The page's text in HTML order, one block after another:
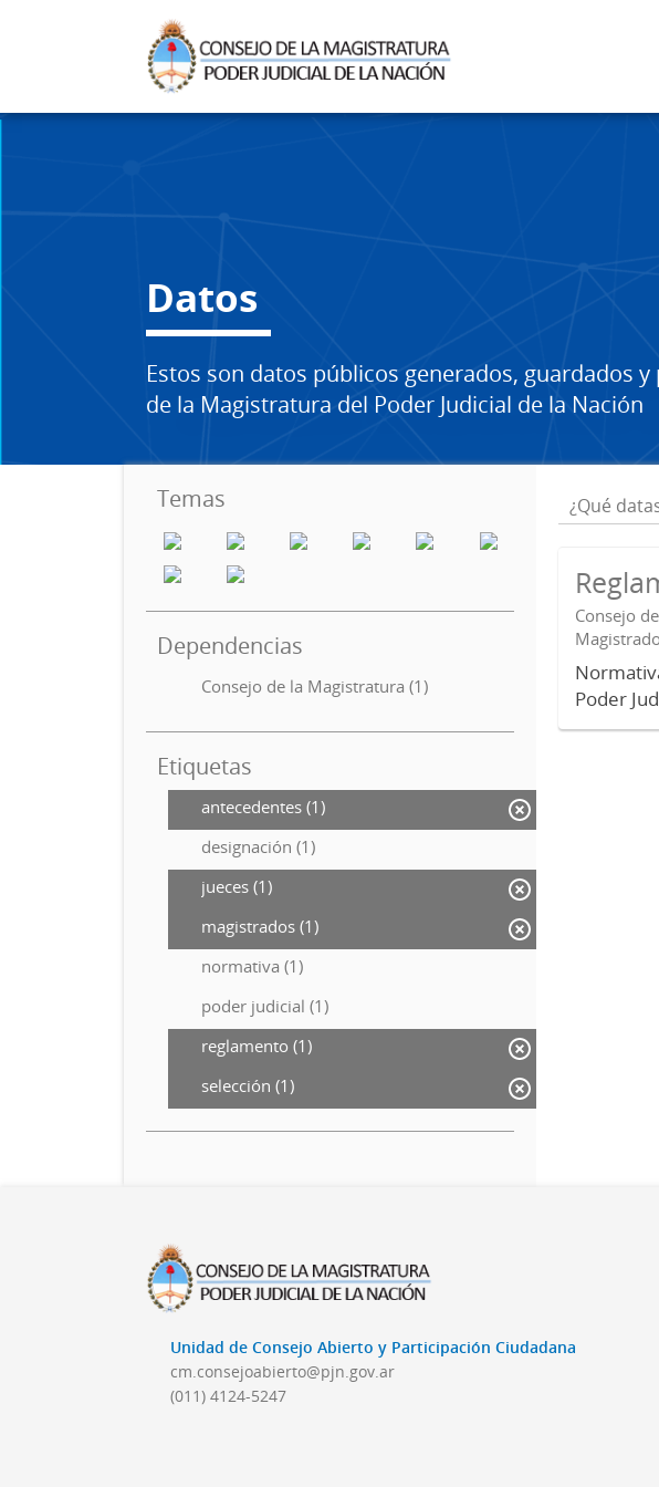
Datos
Estos son datos públicos generados, guardados
de la Magistratura del Poder Judicial de la Nación
Temas
Dependencias
Consejo de la Magistratura (1)
Etiquetas
antecedentes (1)
designación (1)
jueces (1)
magistrados (1)
normativa (1)
poder judicial (1)
reglamento (1)
selección (1)
Consejo
Poder
Unidad de Consejo Abierto y Participación Ciudadana
cm.consejoabierto@pjn.gov.ar
(011) 4124-5247